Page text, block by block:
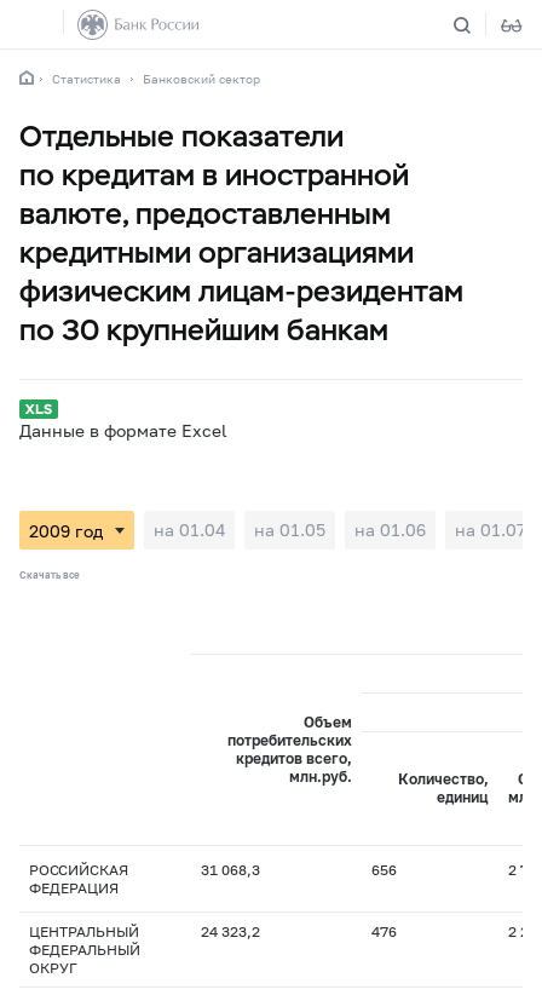
Статистика Банковский сектор
Отдельные показатели
по кредитам в иностранной
валюте, предоставленным
кредитными организациями
физическим лицам-резидентам
по 30 крупнейшим банкам
Данные в формате Excel
на 01.04 на 01.05 на 01.06 на 01.07
Скачать все
Объем
потребительских
кредитов всего,
млн.руб.
Количество,
единиц
РОССИЙСКАЯ
ФЕДЕРАЦИЯ
31 068,3 656 2
ЦЕНТРАЛЬНЫЙ
ФЕДЕРАЛЬНЫЙ
ОКРУГ
24 323,2 476 2